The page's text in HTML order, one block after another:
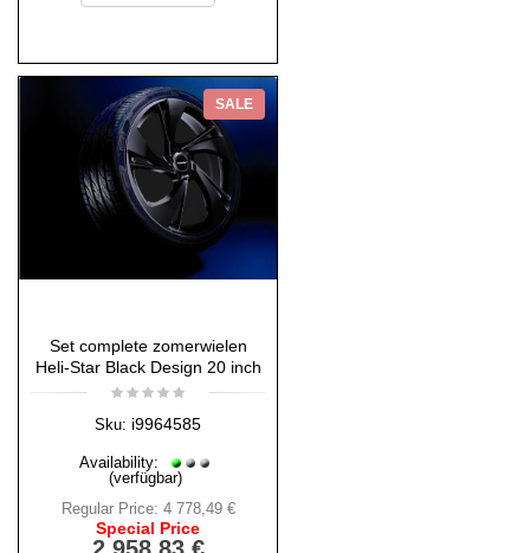
SALE
Set complete zomerwielen
Heli-Star Black Design 20 inch
Sku: i9964585
Availability:
(verfügbar)
Regular Price: 4 778,49 €
Special Price